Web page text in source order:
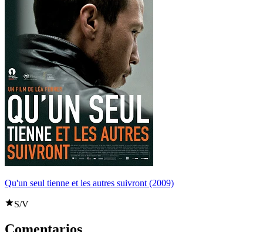
Qu'un seul tienne et les autres suivront (2009)
S/V
Comentarios